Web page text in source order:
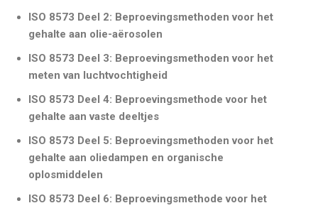
ISO 8573 Deel 2: Beproevingsmethoden voor het
gehalte aan olie-aërosolen
ISO 8573 Deel 3: Beproevingsmethoden voor het
meten van luchtvochtigheid
ISO 8573 Deel 4: Beproevingsmethode voor het
gehalte aan vaste deeltjes
ISO 8573 Deel 5: Beproevingsmethoden voor het
gehalte aan oliedampen en organische
oplosmiddelen
ISO 8573 Deel 6: Beproevingsmethode voor het